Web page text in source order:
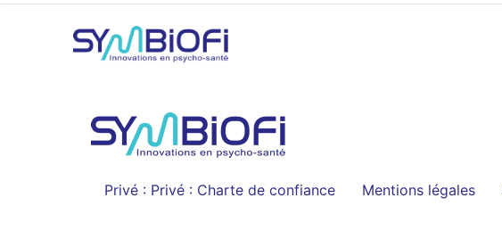
Privé : Privé : Charte de confiance Mentions légales